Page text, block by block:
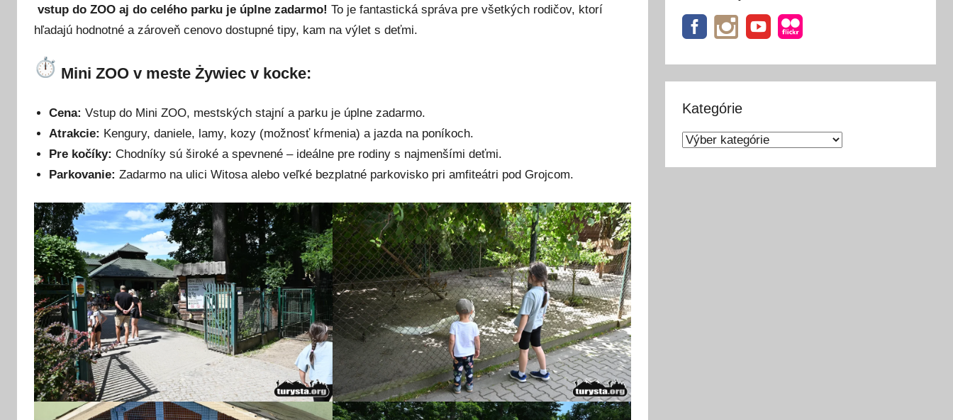
a
0
2
vstup do ZOO aj do celého parku je úplne zadarmo! To je fantastická správa pre všetkých rodičov, ktorí
hľadajú hodnotné a zároveň cenovo dostupné tipy, kam na výlet s deťmi.
Mini ZOO v meste Żywiec v kocke:
Cena: Vstup do Mini ZOO, mestských stajní a parku je úplne zadarmo.
Atrakcie: Kengury, daniele, lamy, kozy (možnosť kŕmenia) a jazda na poníkoch.
Pre kočíky: Chodníky sú široké a spevnené – ideálne pre rodiny s najmenšími deťmi.
Parkovanie: Zadarmo na ulici Witosa alebo veľké bezplatné parkovisko pri amfiteátri pod Grojcom.
Kategórie
Kategórie